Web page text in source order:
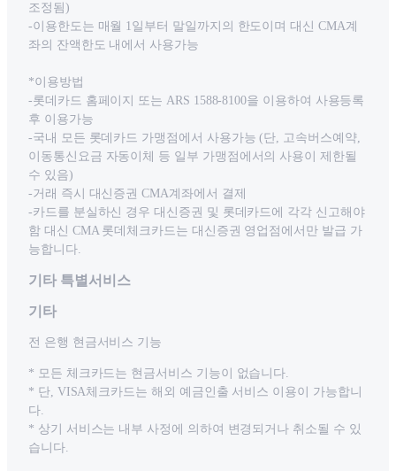
조정됨)
-이용한도는 매월 1일부터 말일까지의 한도이며 대신 CMA계
좌의 잔액한도 내에서 사용가능
*이용방법
-롯데카드 홈페이지 또는 ARS 1588-8100을 이용하여 사용등록
후 이용가능
-국내 모든 롯데카드 가맹점에서 사용가능 (단, 고속버스예약,
이동통신요금 자동이체 등 일부 가맹점에서의 사용이 제한될
수 있음)
-거래 즉시 대신증권 CMA계좌에서 결제
-카드를 분실하신 경우 대신증권 및 롯데카드에 각각 신고해야
함 대신 CMA 롯데체크카드는 대신증권 영업점에서만 발급 가
능합니다.
기타 특별서비스
기타
전 은행 현금서비스 기능
* 모든 체크카드는 현금서비스 기능이 없습니다.
* 단, VISA체크카드는 해외 예금인출 서비스 이용이 가능합니
다.
* 상기 서비스는 내부 사정에 의하여 변경되거나 취소될 수 있
습니다.